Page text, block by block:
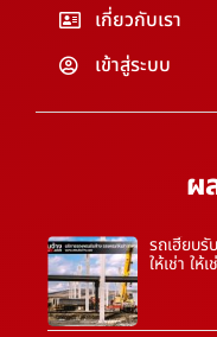
เกี่ยวกับเรา
เข้าสู่ระบบ
ผ
รถเฮี๊ยบรั
ให้เช่า ให้